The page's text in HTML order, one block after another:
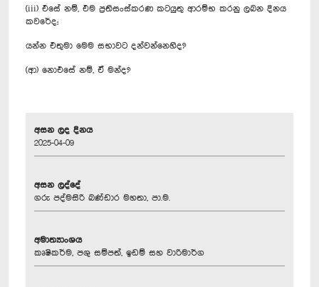
(iii) එසේ නම්, එම ප්‍රතිසංස්කරණ කටයුතු ආරම්භ කරනු ලබන දිනය
කවරේද;
යන්න එතුමා මෙම සභාවට දන්වන්නෙහිද?
(ආ) නොඑසේ නම්, ඒ මන්ද?
අසන ලද දිනය
2025-04-09
අසන ලද්දේ
ගරු පද්මසිරි බණ්ඩාර මහතා, පා.ම.
අමාත්‍යාංශය
කෘෂිකර්ම, පශු සම්පත්, ඉඩම් සහ වාරිමාර්ග